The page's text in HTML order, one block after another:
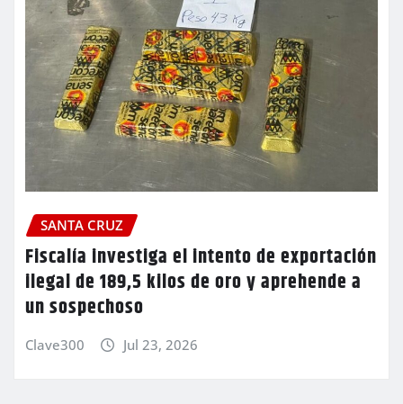
SANTA CRUZ
Fiscalía investiga el intento de exportación
ilegal de 189,5 kilos de oro y aprehende a
un sospechoso
Clave300 Jul 23, 2026